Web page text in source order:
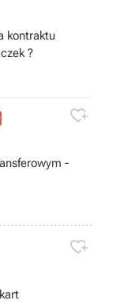
kontraktu
?

-
